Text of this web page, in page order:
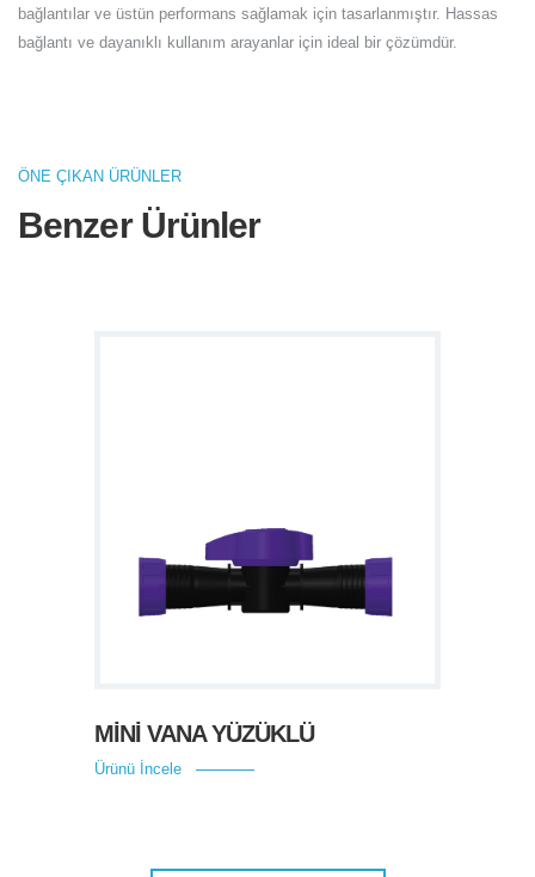
bağlantılar ve üstün performans sağlamak için tasarlanmıştır. Hassas
bağlantı ve dayanıklı kullanım arayanlar için ideal bir çözümdür.
ÖNE ÇIKAN ÜRÜNLER
Benzer Ürünler
MİNİ VANA YÜZÜKLÜ
Ürünü İncele